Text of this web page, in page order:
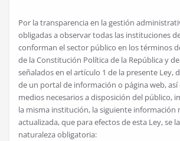
Por la transparencia en la gestión
obligadas a observar todas las instituciones
conforman el sector público en los términos
de la Constitución Política de la República y
señalados en el artículo 1 de la presente Ley,
de un portal de información o página web, así
medios necesarios a disposición del público,
la misma institución, la siguiente información
actualizada, que para efectos de esta Ley, se
naturaleza obligatoria: